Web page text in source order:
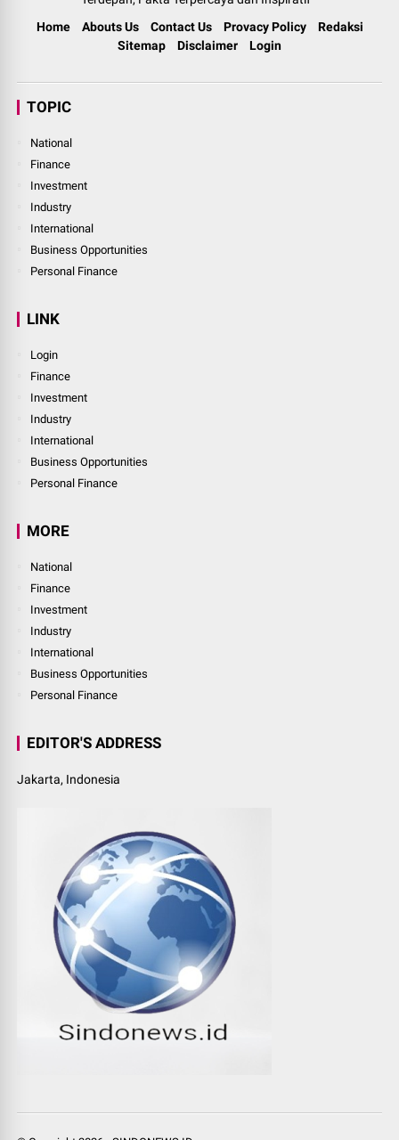
Home
Abouts Us Contact Us Provacy Policy
Redaksi
Sitemap
Disclaimer Login
TOPIC
National
Finance
Investment
Industry
International
Business Opportunities
Personal Finance
LINK
Login
Finance
Investment
Industry
International
Business Opportunities
Personal Finance
MORE
National
Finance
Investment
Industry
International
Business Opportunities
Personal Finance
EDITOR'S ADDRESS
Jakarta, Indonesia